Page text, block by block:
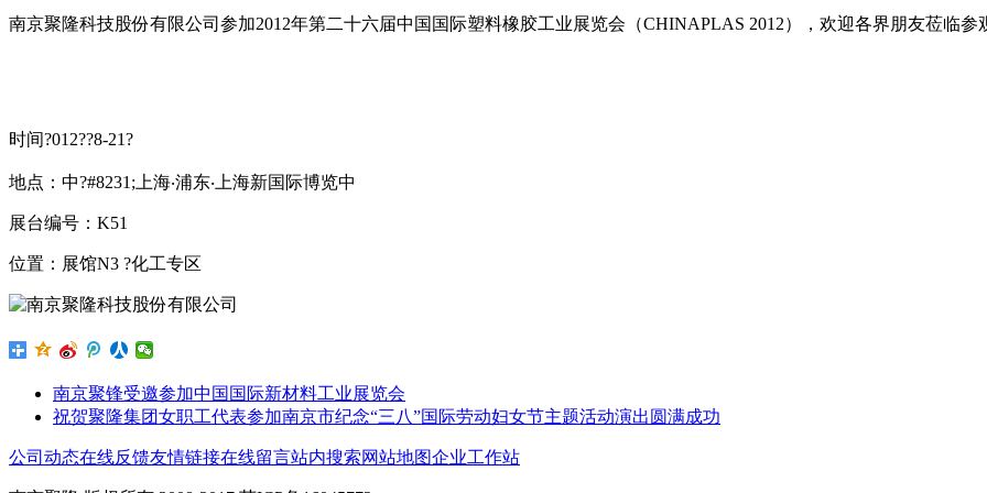
南京聚隆科技股份有限公司参加2012年第二十六届中国国际塑料橡胶工业展览会（CHINAPLAS 2012），欢迎各界朋友莅临参
时间?012??8-21?
地点：中?#8231;上海‧浦东‧上海新国际博览中
展台编号：K51
位置：展馆N3 ?化工专区
南京聚锋受邀参加中国国际新材料工业展览会
祝贺聚隆集团女职工代表参加南京市纪念“三八”国际劳动妇女节主题活动演出圆满成功
公司动态在线反馈友情链接在线留言站内搜索网站地图企业工作站